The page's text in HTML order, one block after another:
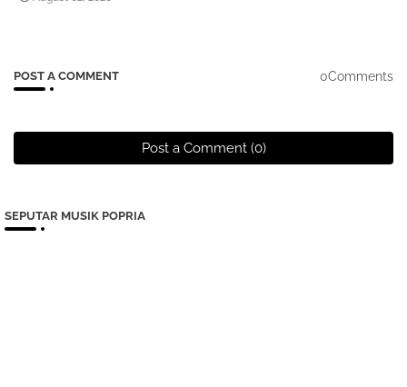
POST A COMMENT 0Comments
Post a Comment (0)
SEPUTAR MUSIK POPRIA